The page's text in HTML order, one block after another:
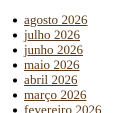
agosto 2026
julho 2026
junho 2026
maio 2026
abril 2026
março 2026
fevereiro 2026